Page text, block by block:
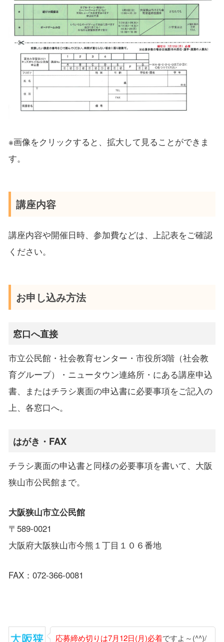
※画像をクリックすると、拡大して見ることができま
す。
講座内容
講座内容や開催日時、参加費などは、上記表をご確認
ください。
お申し込み方法
窓口へ直接
市立公民館・社会教育センター・市役所3階（社会教
育グループ）・ニュータウン連絡所・にある講座申込
書、またはチラシ裏面の申込書に必要事項をご記入の
上、各窓口へ。
はがき・FAX
チラシ裏面の申込書と同様の必要事項を書いて、大阪
狭山市公民館まで。
大阪狭山市立公民館
〒589-0021
大阪府大阪狭山市今熊１丁目１０６番地
FAX：072-366-0081
応募締め切りは7月12日(月)必着ですよ～(^^)/